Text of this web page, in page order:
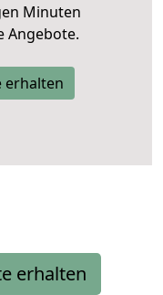
Minuten
Angebote.
erhalten
erhalten